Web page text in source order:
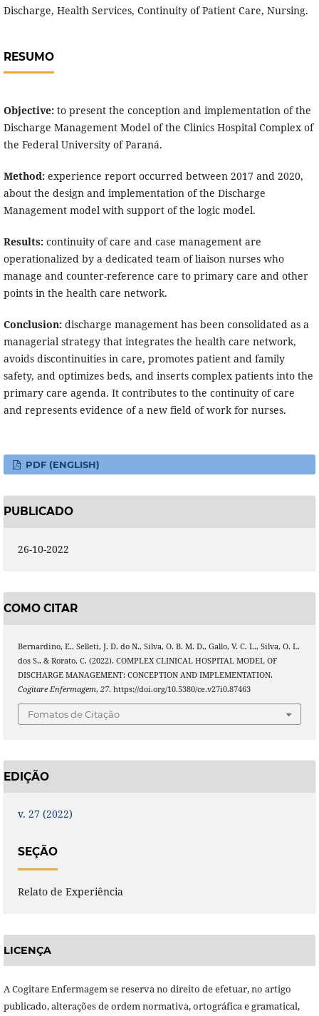
Discharge, Health Services, Continuity of Patient Care, Nursing.
RESUMO
Objective: to present the conception and implementation of the
Discharge Management Model of the Clinics Hospital Complex of
the Federal University of Paraná.
Method: experience report occurred between 2017 and 2020,
about the design and implementation of the Discharge
Management model with support of the logic model.
Results: continuity of care and case management are
operationalized by a dedicated team of liaison nurses who
manage and counter-reference care to primary care and other
points in the health care network.
Conclusion: discharge management has been consolidated as a
managerial strategy that integrates the health care network,
avoids discontinuities in care, promotes patient and family
safety, and optimizes beds, and inserts complex patients into the
primary care agenda. It contributes to the continuity of care
and represents evidence of a new field of work for nurses.
PDF (ENGLISH)
PUBLICADO
26-10-2022
COMO CITAR
Bernardino, E., Selleti, J. D. do N., Silva, O. B. M. D., Gallo, V. C. L., Silva, O. L.
dos S., & Rorato, C. (2022). COMPLEX CLINICAL HOSPITAL MODEL OF
DISCHARGE MANAGEMENT: CONCEPTION AND IMPLEMENTATION.
Cogitare Enfermagem, 27. https://doi.org/10.5380/ce.v27i0.87463
Fomatos de Citação
EDIÇÃO
v. 27 (2022)
SEÇÃO
Relato de Experiência
LICENÇA
A Cogitare Enfermagem se reserva no direito de efetuar, no artigo
publicado, alterações de ordem normativa, ortográfica e gramatical,